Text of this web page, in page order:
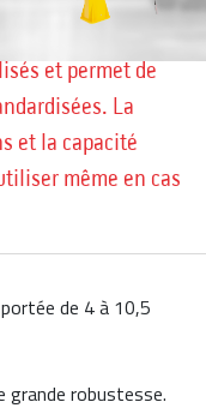
et permet de
La
et la capacité
même en cas
de 4 à 10,5
grande robustesse.